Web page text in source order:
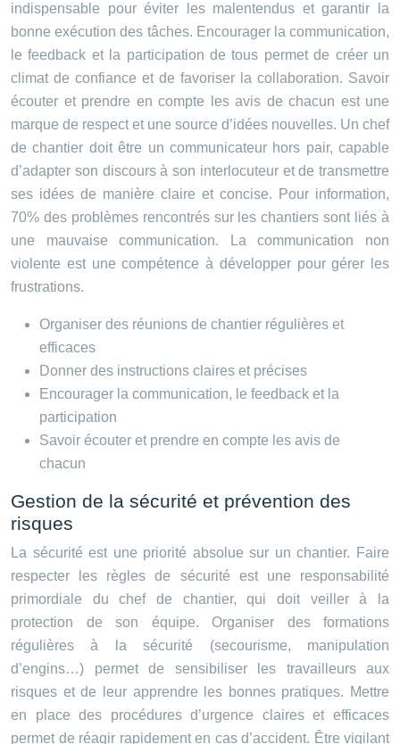
indispensable pour éviter les malentendus et garantir la
bonne exécution des tâches. Encourager la communication,
le feedback et la participation de tous permet de créer un
climat de confiance et de favoriser la collaboration. Savoir
écouter et prendre en compte les avis de chacun est une
marque de respect et une source d’idées nouvelles. Un chef
de chantier doit être un communicateur hors pair, capable
d’adapter son discours à son interlocuteur et de transmettre
ses idées de manière claire et concise. Pour information,
70% des problèmes rencontrés sur les chantiers sont liés à
une mauvaise communication. La communication non
violente est une compétence à développer pour gérer les
frustrations.
Organiser des réunions de chantier régulières et
efficaces
Donner des instructions claires et précises
Encourager la communication, le feedback et la
participation
Savoir écouter et prendre en compte les avis de
chacun
Gestion de la sécurité et prévention des
risques
La sécurité est une priorité absolue sur un chantier. Faire
respecter les règles de sécurité est une responsabilité
primordiale du chef de chantier, qui doit veiller à la
protection de son équipe. Organiser des formations
régulières à la sécurité (secourisme, manipulation
d’engins…) permet de sensibiliser les travailleurs aux
risques et de leur apprendre les bonnes pratiques. Mettre
en place des procédures d’urgence claires et efficaces
permet de réagir rapidement en cas d’accident. Être vigilant